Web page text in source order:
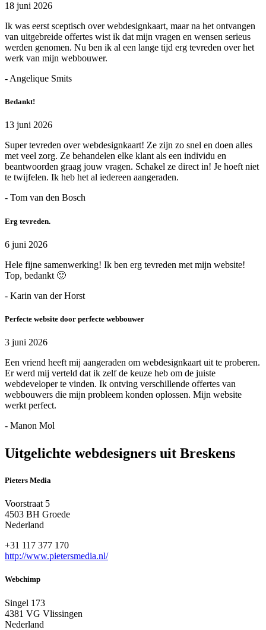
18 juni 2026
Ik was eerst sceptisch over webdesignkaart, maar na het ontvangen
van uitgebreide offertes wist ik dat mijn vragen en wensen serieus
werden genomen. Nu ben ik al een lange tijd erg tevreden over het
werk van mijn webbouwer.
- Angelique Smits
Bedankt!
13 juni 2026
Super tevreden over webdesignkaart! Ze zijn zo snel en doen alles
met veel zorg. Ze behandelen elke klant als een individu en
beantwoorden graag jouw vragen. Schakel ze direct in! Je hoeft niet
te twijfelen. Ik heb het al iedereen aangeraden.
- Tom van den Bosch
Erg tevreden.
6 juni 2026
Hele fijne samenwerking! Ik ben erg tevreden met mijn website!
Top, bedankt 🙂
- Karin van der Horst
Perfecte website door perfecte webbouwer
3 juni 2026
Een vriend heeft mij aangeraden om webdesignkaart uit te proberen.
Er werd mij verteld dat ik zelf de keuze heb om de juiste
webdeveloper te vinden. Ik ontving verschillende offertes van
webbouwers die mijn probleem konden oplossen. Mijn website
werkt perfect.
- Manon Mol
Uitgelichte webdesigners uit Breskens
Pieters Media
Voorstraat 5
4503 BH Groede
Nederland
+31 117 377 170
http://www.pietersmedia.nl/
Webchimp
Singel 173
4381 VG Vlissingen
Nederland